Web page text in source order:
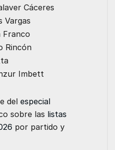
Cáceres
Vargas
Franco
Rincón
Imbett
del especial
sobre las listas
por partido y